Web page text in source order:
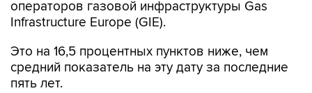
операторов газовой инфраструктуры Gas
Infrastructure Europe (GIE).
Это на 16,5 процентных пунктов ниже, чем
средний показатель на эту дату за последние
пять лет.